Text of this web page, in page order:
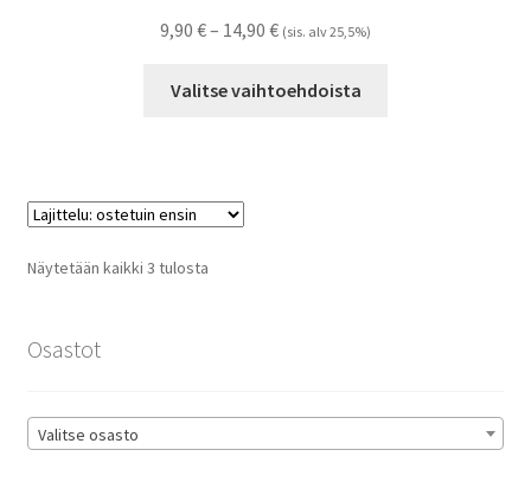
9,90 €– 14,90 €Hintaluokka:
-
(sis. alv 25,5%)
Valitse vaihtoehdoista
Näytetään kaikki 3 tulostaSuosituimmat
Osastot
Valitse osasto